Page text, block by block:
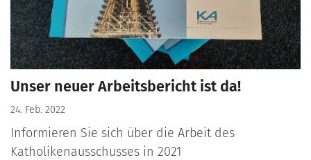
Unser neuer Arbeitsbericht ist da!
24. Feb. 2022
Informieren Sie sich über die Arbeit des
Katholikenausschusses in 2021